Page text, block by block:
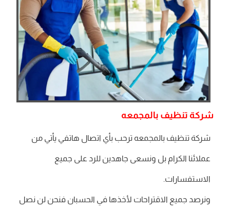
شركة تنظيف بالمجمعه
شركة تنظيف بالمجمعه ترحب بأي اتصال هاتفي يأتي من
عملائنا الكرام بل ونسعى جاهدين للرد على جميع
الاستفسارات.
ونرصد جميع الاقتراحات لأخذها في الحسبان فنحن لن نصل